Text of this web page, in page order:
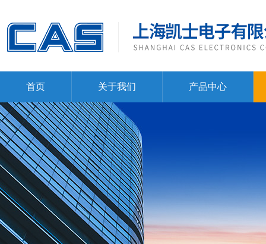
首页 关于我们 产品中心